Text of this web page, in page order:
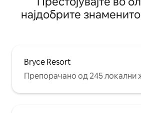
најдобрите
Bryce Resort
Препорачано од 245 локални